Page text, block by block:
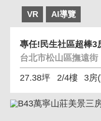
VR AI導覽
台北市松山區撫遠街
27.38坪 2/4樓 3房